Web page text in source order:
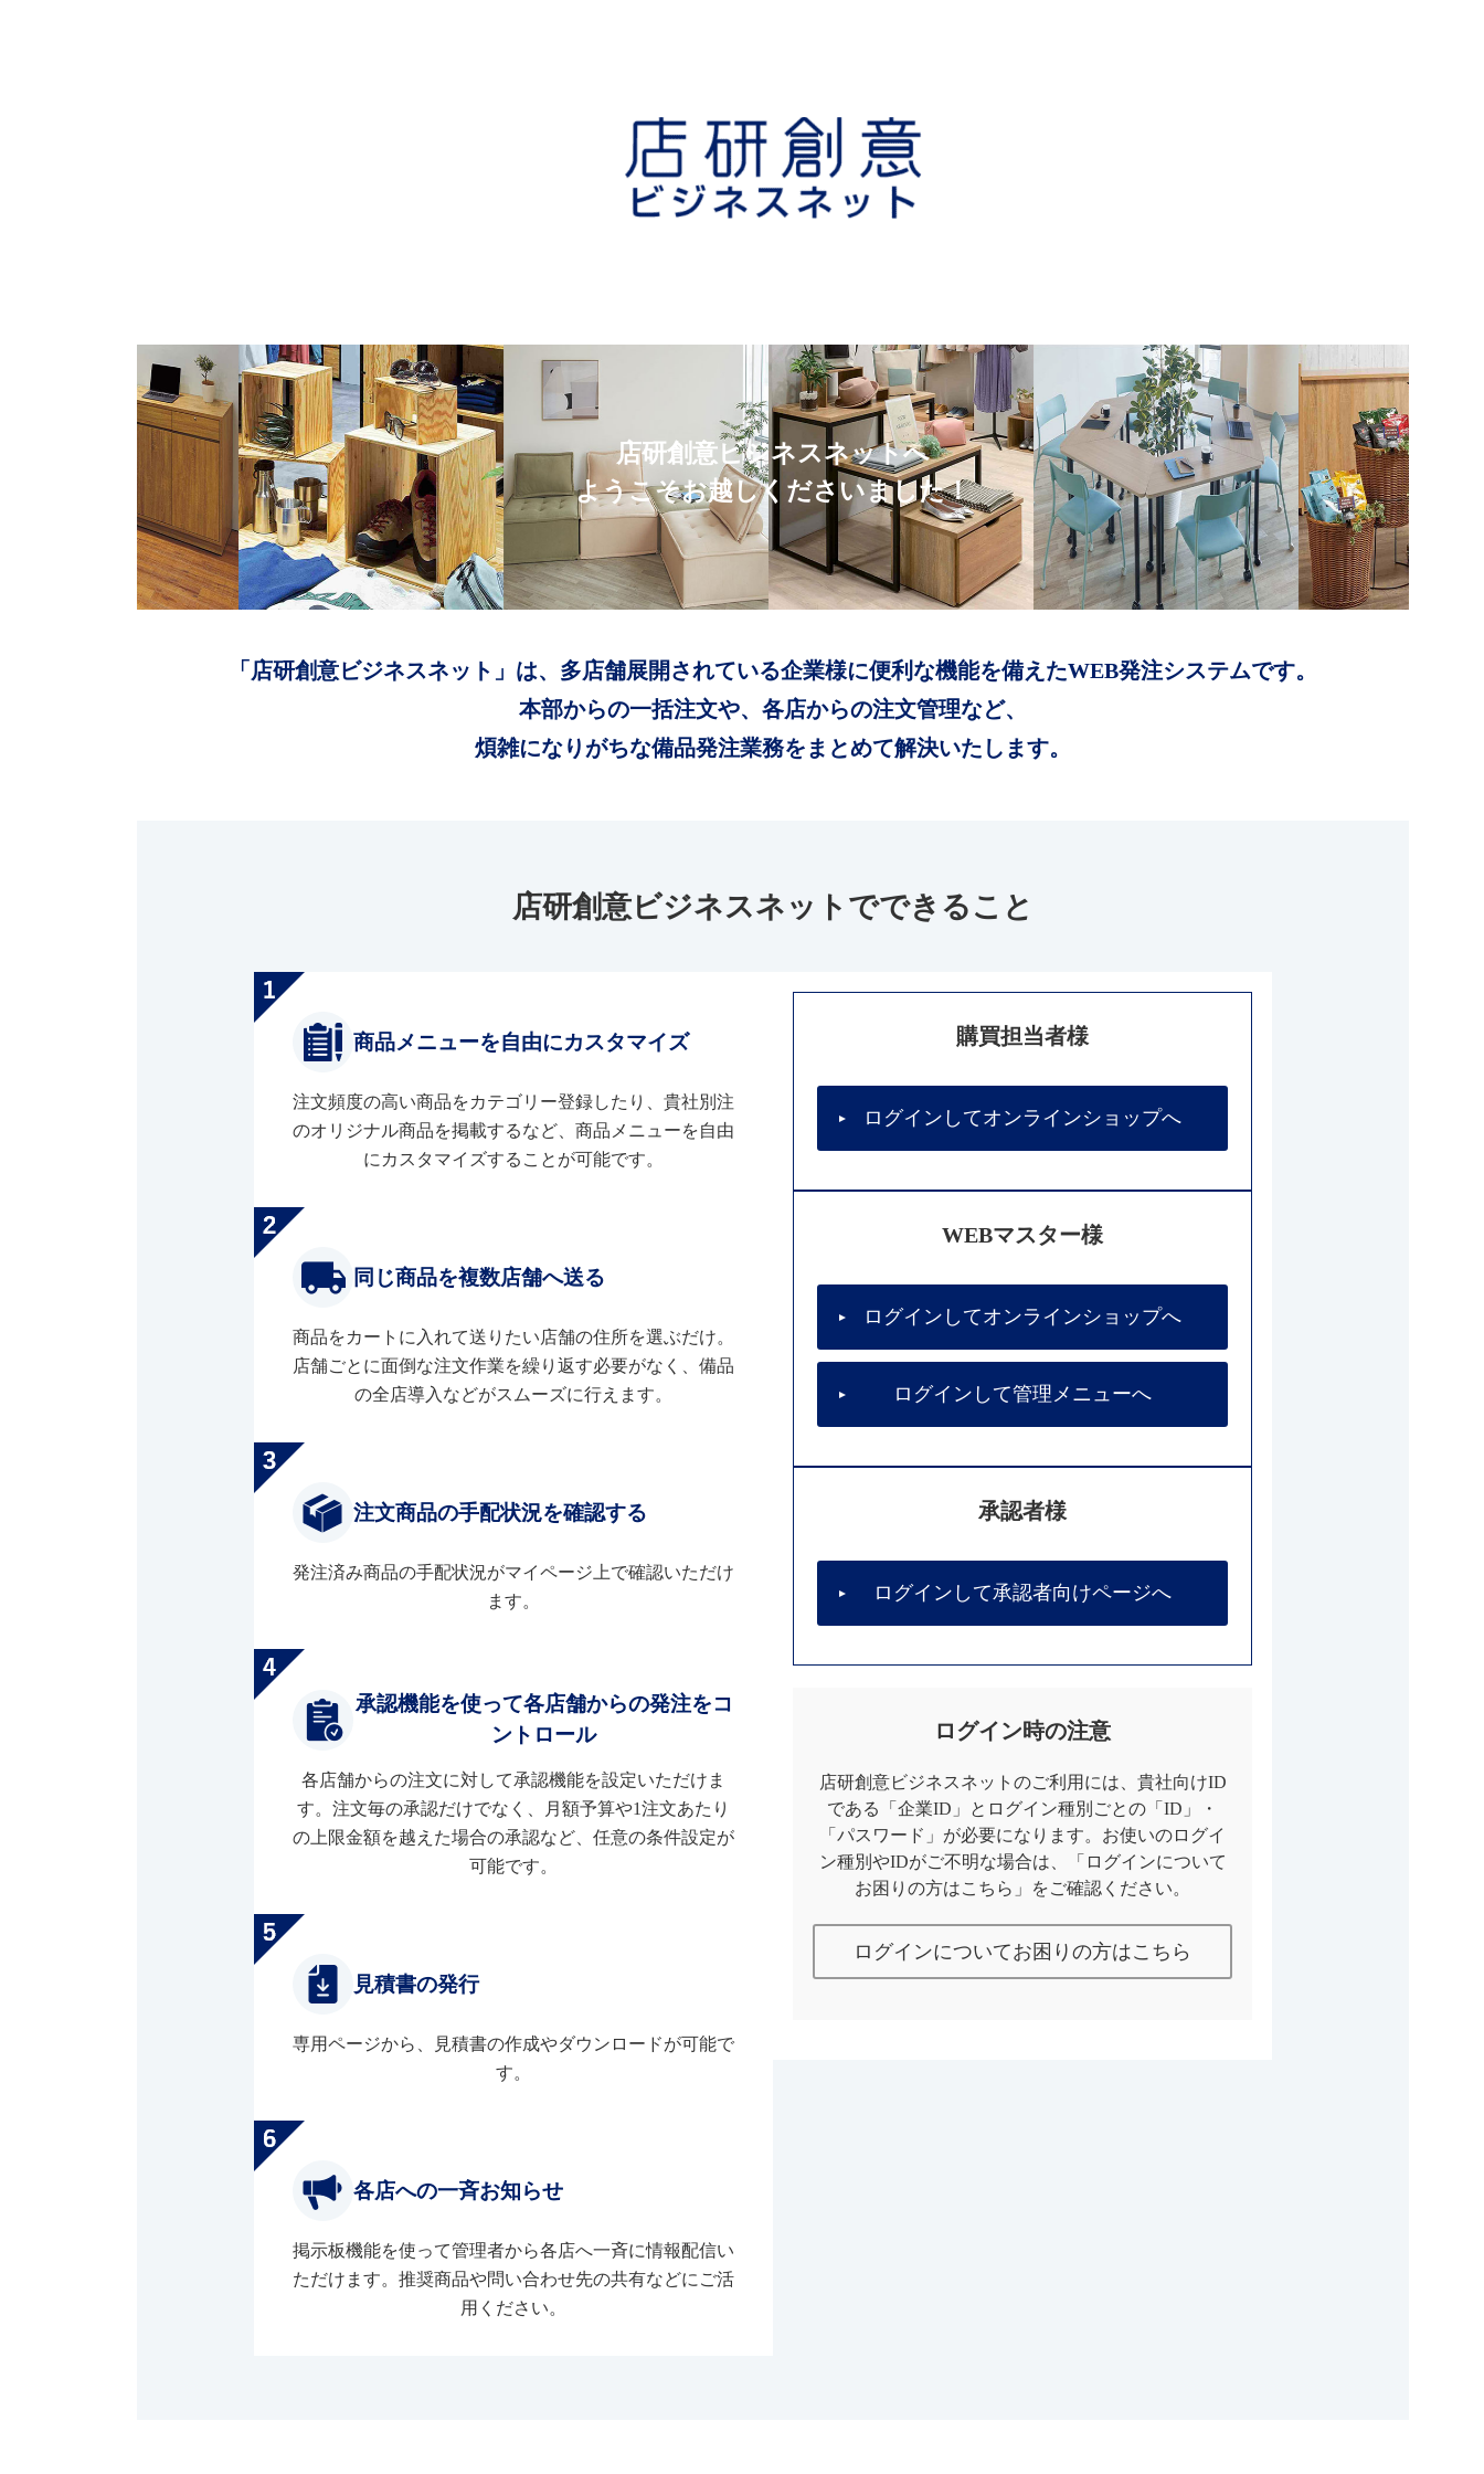
店研創意ビジネスネットへ
ようこそお越しくださいました！
「店研創意ビジネスネット」は、多店舗展開されている企業様に便利な機能を備えたWEB発注システムです。
本部からの一括注文や、各店からの注文管理など、
煩雑になりがちな備品発注業務をまとめて解決いたします。
店研創意ビジネスネットでできること
商品メニューを自由にカスタマイズ
注文頻度の高い商品をカテゴリー登録したり、貴社別注
のオリジナル商品を掲載するなど、商品メニューを自由
にカスタマイズすることが可能です。
同じ商品を複数店舗へ送る
商品をカートに入れて送りたい店舗の住所を選ぶだけ。
店舗ごとに面倒な注文作業を繰り返す必要がなく、備品
の全店導入などがスムーズに行えます。
注文商品の手配状況を確認する
発注済み商品の手配状況がマイページ上で確認いただけ
ます。
承認機能を使って各店舗からの発注をコ
ントロール
各店舗からの注文に対して承認機能を設定いただけま
す。注文毎の承認だけでなく、月額予算や1注文あたり
の上限金額を越えた場合の承認など、任意の条件設定が
可能です。
見積書の発行
専用ページから、見積書の作成やダウンロードが可能で
す。
各店への一斉お知らせ
掲示板機能を使って管理者から各店へ一斉に情報配信い
ただけます。推奨商品や問い合わせ先の共有などにご活
用ください。
購買担当者様
ログインしてオンラインショップへ
WEBマスター様
ログインしてオンラインショップへ
ログインして管理メニューへ
承認者様
ログインして承認者向けページへ
ログイン時の注意
店研創意ビジネスネットのご利用には、貴社向けID
である「企業ID」とログイン種別ごとの「ID」・
「パスワード」が必要になります。お使いのログイ
ン種別やIDがご不明な場合は、「ログインについて
お困りの方はこちら」をご確認ください。
ログインについてお困りの方はこちら